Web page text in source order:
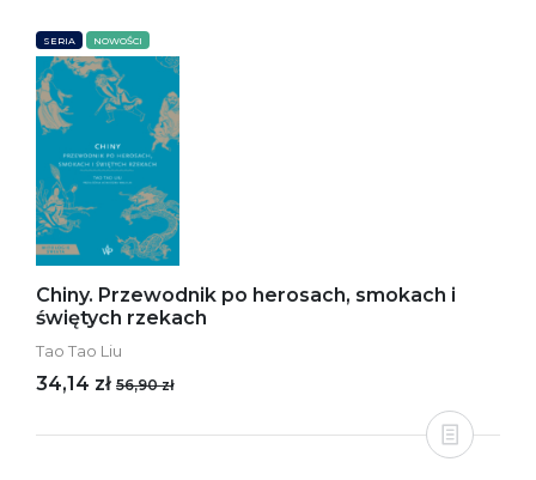
SERIA NOWOŚCI
Chiny. Przewodnik po herosach, smokach i
świętych rzekach
Tao Tao Liu
34,14 zł 56,90 zł